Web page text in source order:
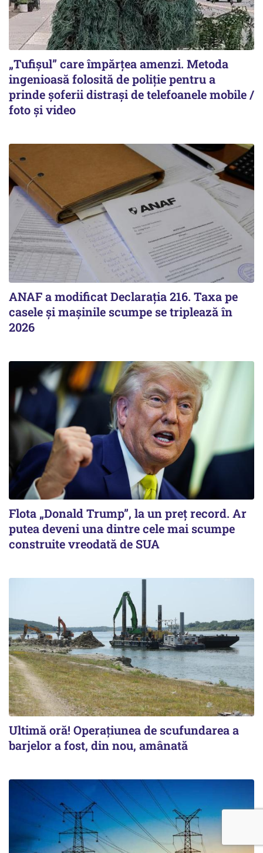
„Tufișul” care împărțea amenzi. Metoda
ingenioasă folosită de poliție pentru a
prinde șoferii distrași de telefoanele mobile /
foto și video
ANAF a modificat Declarația 216. Taxa pe
casele și mașinile scumpe se triplează în
2026
Flota „Donald Trump”, la un preț record. Ar
putea deveni una dintre cele mai scumpe
construite vreodată de SUA
Ultimă oră! Operațiunea de scufundarea a
barjelor a fost, din nou, amânată